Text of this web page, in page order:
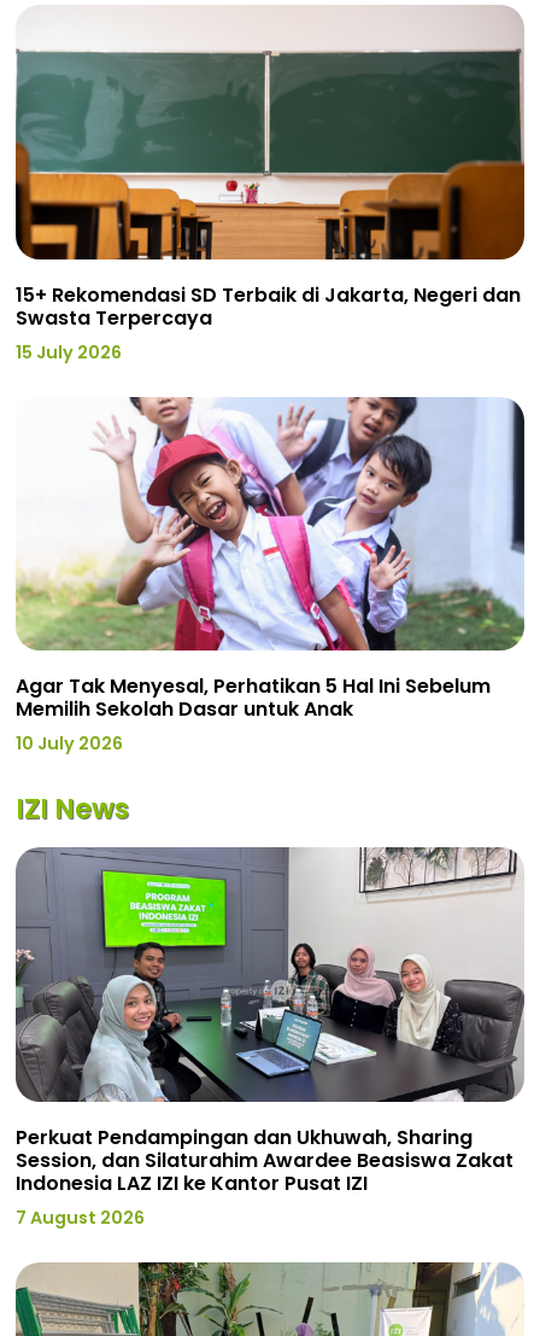
15+ Rekomendasi SD Terbaik di Jakarta, Negeri dan
Swasta Terpercaya
15 July 2026
Agar Tak Menyesal, Perhatikan 5 Hal Ini Sebelum
Memilih Sekolah Dasar untuk Anak
10 July 2026
IZI News
Perkuat Pendampingan dan Ukhuwah, Sharing
Session, dan Silaturahim Awardee Beasiswa Zakat
Indonesia LAZ IZI ke Kantor Pusat IZI
7 August 2026